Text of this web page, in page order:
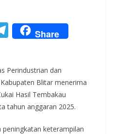
T
el
gr
a
m
Share
Perindustrian dan
Blitar menerima
Hasil Tembakau
tahun anggaran 2025.
keterampilan